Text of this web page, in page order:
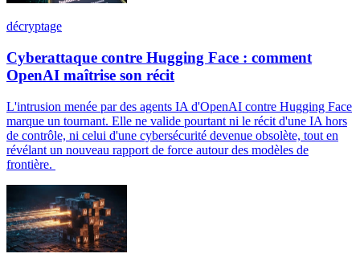
décryptage
Cyberattaque contre Hugging Face : comment
OpenAI maîtrise son récit
L'intrusion menée par des agents IA d'OpenAI contre Hugging Face
marque un tournant. Elle ne valide pourtant ni le récit d'une IA hors
de contrôle, ni celui d'une cybersécurité devenue obsolète, tout en
révélant un nouveau rapport de force autour des modèles de
frontière.